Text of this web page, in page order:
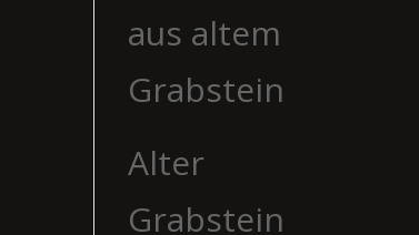
aus altem
Grabstein
Alter
Grabstein